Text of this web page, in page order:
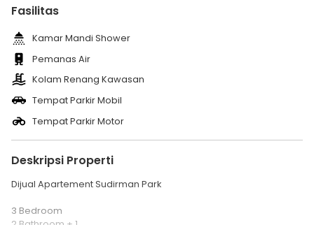
Fasilitas
Kamar Mandi Shower
Pemanas Air
Kolam Renang Kawasan
Tempat Parkir Mobil
Tempat Parkir Motor
Deskripsi Properti
Dijual Apartement Sudirman Park
3 Bedroom